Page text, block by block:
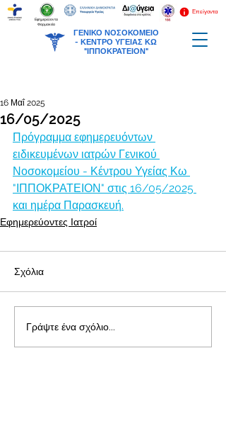
ΓΕΝΙΚΟ ΝΟΣΟΚΟΜΕΙΟ
- ΚΕΝΤΡΟ ΥΓΕΙΑΣ ΚΩ
"ΙΠΠΟΚΡΑΤΕΙΟΝ"
Επείγοντα
Εφημερεύοντα
Φαρμακεία
16/05/2025
16 Μαΐ 2025
Πρόγραμμα εφημερευόντων
ειδικευμένων ιατρών Γενικού
Νοσοκομείου - Κέντρου Υγείας Κω
"ΙΠΠΟΚΡΑΤΕΙΟΝ" στις 16/05/2025
και ημέρα Παρασκευή.
Εφημερεύοντες Ιατροί
Σχόλια
Γράψτε ένα σχόλιο...